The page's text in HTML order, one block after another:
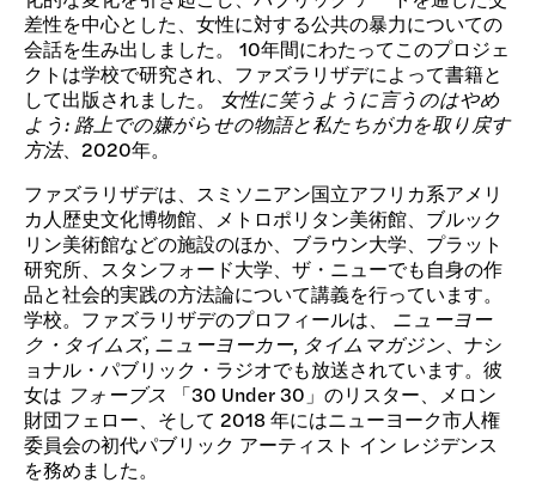
差性を中心とした、女性に対する公共の暴力についての
会話を生み出しました。 10年間にわたってこのプロジェ
クトは学校で研究され、ファズラリザデによって書籍と
して出版されました。 女性に笑うように言うのはやめ
よう: 路上での嫌がらせの物語と私たちが力を取り戻す
方法、2020年。
ファズラリザデは、スミソニアン国立アフリカ系アメリ
カ人歴史文化博物館、メトロポリタン美術館、ブルック
リン美術館などの施設のほか、ブラウン大学、プラット
研究所、スタンフォード大学、ザ・ニューでも自身の作
品と社会的実践の方法論について講義を行っています。
学校。ファズラリザデのプロフィールは、 ニューヨー
ク・タイムズ, ニューヨーカー, タイムマガジン、ナシ
ョナル・パブリック・ラジオでも放送されています。彼
女は フォーブス 「30 Under 30」のリスター、メロン
財団フェロー、そして 2018 年にはニューヨーク市人権
委員会の初代パブリック アーティスト イン レジデンス
を務めました。